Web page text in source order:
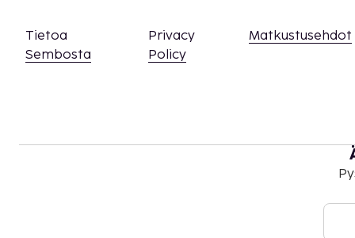
Tietoa
Sembosta
Privacy
Policy
Matkustusehdot